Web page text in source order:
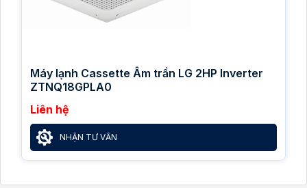
Máy lạnh Cassette Âm trần LG 2HP Inverter
ZTNQ18GPLA0
Liên hệ
NHẬN TƯ VẤN